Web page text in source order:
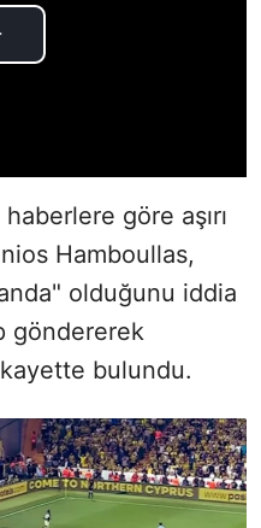
göre aşırı
Hamboullas,
olduğunu iddia
göndererek
bulundu.